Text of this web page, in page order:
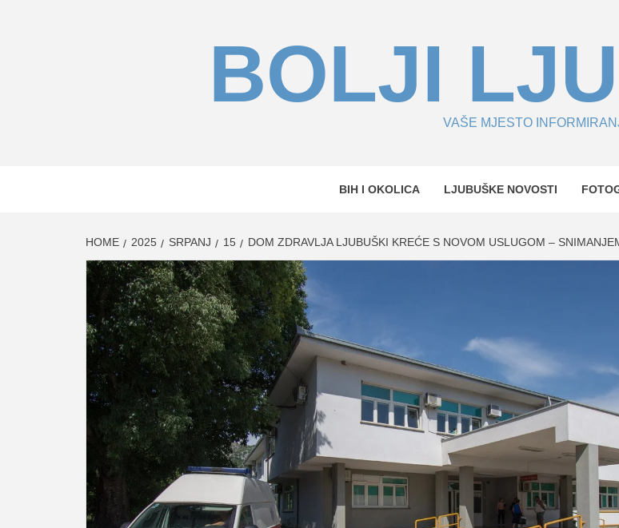
BOLJI
VAŠE MJESTO
BIH I OKOLICA LJUBUŠKE NOVOSTI
HOME 2025 SRPANJ 15 DOM ZDRAVLJA LJUBUŠKI KREĆE S NOVOM USLUGOM –